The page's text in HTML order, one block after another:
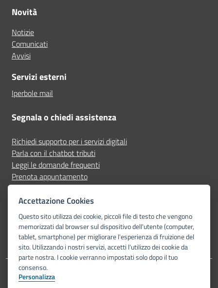
Novità
Notizie
Comunicati
Avvisi
Servizi esterni
Iperbole mail
Segnala o chiedi assistenza
Richiedi supporto per i servizi digitali
Parla con il chatbot tributi
Leggi le domande frequenti
Prenota appuntamento
Segnala disservizio
Seguici su
Dichiarazione di accessibilità
Accettazione Cookies
Questo sito utilizza dei cookie, piccoli file di testo che vengono
memorizzati dal browser sul dispositivo dell'utente (computer,
tablet, smartphone) per migliorare l'esperienza di fruizione del
sito. Utilizzando i nostri servizi, accetti l'utilizzo dei cookie da
parte nostra. I cookie verranno impostati solo dopo il tuo
consenso.
Personalizza